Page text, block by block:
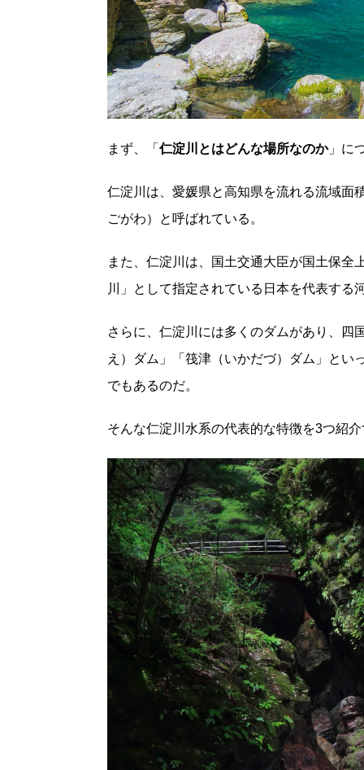
まず、「 仁淀川とはどんな場所なのか」に
仁淀川は、愛媛県と高知県を流れる流域面
ごがわ）と呼ばれている。
また、仁淀川は、国土交通大臣が国土保全
川」として指定されている日本を代表する
さらに、仁淀川には多くのダムがあり、四
え）ダム」「筏津（いかだづ）ダム」とい
でもあるのだ。
そんな仁淀川水系の代表的な特徴を3つ紹